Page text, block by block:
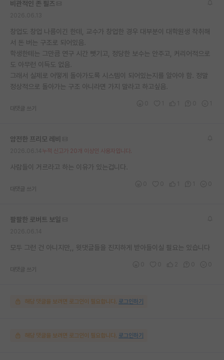
커리어
유학교육
이벤트
반도체 아카데미
재팬라운지 🌸
비관적인 존 필즈
창업도 창업 나름이긴 한데, 교수가 창업한 경우 대부분이 대학원생 착취해
서 돈 버는 구조로 되어있음.
학생한테는 그만큼 연구 시간 뺏기고, 정당한 보수는 안주고, 커리어적으로
도 아무런 이득도 없음.
그래서 실제로 어떻게 돌아가도록 시스템이 되어있는지를 알아야 함. 정말
정상적으로 돌아가는 구조 아니라면 가지 말라고 하고싶음.
대댓글 쓰기
얌전한 프리모 레비
누적 신고가 20개 이상인 사용자입니다.
사람들이 거르라고 하는 이유가 있는겁니다.
대댓글 쓰기
팔팔한 로버트 보일
모두 그런 건 아니지만,, 윗댓글들을 진지하게 받아들이실 필요는 있습니다
대댓글 쓰기
해당 댓글을 보려면 로그인이 필요합니다. 로그인하기
해당 댓글을 보려면 로그인이 필요합니다. 로그인하기